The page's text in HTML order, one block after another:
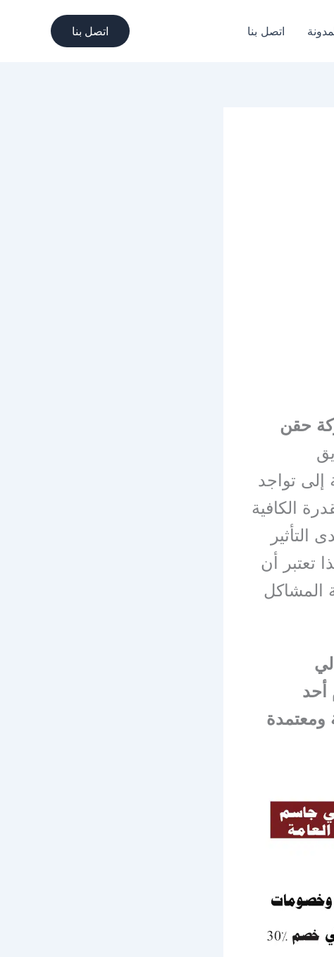
اتصل بنا اتصل بنا
حقن
إلى تواجد
الكافية
تعتبر أن
المشاكل
أحد
ومعتمدة